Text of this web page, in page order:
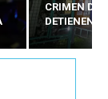
CRIMEN DE
DETIENEN